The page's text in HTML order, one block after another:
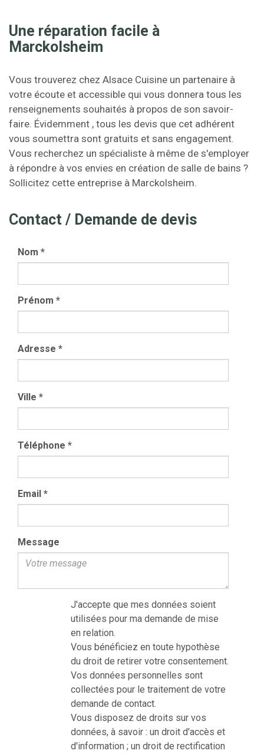
Une réparation facile à
Marckolsheim
Vous trouverez chez Alsace Cuisine un partenaire à
votre écoute et accessible qui vous donnera tous les
renseignements souhaités à propos de son savoir-
faire. Évidemment , tous les devis que cet adhérent
vous soumettra sont gratuits et sans engagement.
Vous recherchez un spécialiste à même de s'employer
à répondre à vos envies en création de salle de bains ?
Sollicitez cette entreprise à Marckolsheim.
Contact / Demande de devis
Nom *
Prénom *
Adresse *
Ville *
Téléphone *
Email *
Message
J'accepte que mes données soient
utilisées pour ma demande de mise
en relation.
Vous bénéficiez en toute hypothèse
du droit de retirer votre consentement.
Vos données personnelles sont
collectées pour le traitement de votre
demande de contact.
Vous disposez de droits sur vos
données, à savoir : un droit d'accès et
d'information ; un droit de rectification